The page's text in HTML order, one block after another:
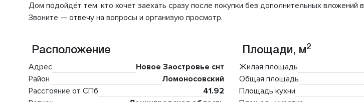
Дом подойдёт тем, кто хочет заехать сразу после покупки без дополнительных вложений в
Звоните — отвечу на вопросы и организую просмотр.
Расположение
Адрес
Новое Заостровье снт
Район
Ломоносовский
Расстояние от СПб
41.92
Площади, м2
Жилая площадь
Общая площадь
Площадь кухни